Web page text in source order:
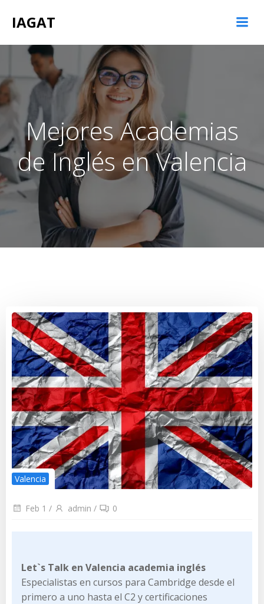
IAGAT
Mejores Academias
de Inglés en Valencia
Valencia
Feb 1 / admin / 0
Let`s Talk en Valencia academia inglés
Especialistas en cursos para Cambridge desde el
primero a uno hasta el C2 y certificaciones